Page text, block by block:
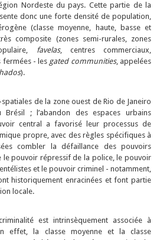
Nordeste du pays. Cette partie de la
donc une forte densité de population,
(classe moyenne, haute, basse et
composite (zones semi-rurales, zones
favelas, centres commerciaux,
fermées - les gated communities, appelées
).
de la zone ouest de Rio de Janeiro
; l’abandon des espaces urbains
central a favorisé leur processus de
propre, avec des règles spécifiques à
combler la défaillance des pouvoirs
le pouvoir répressif de la police, le pouvoir
et le pouvoir criminel - notamment,
historiquement enracinées et font partie
locale.
est intrinsèquement associée à
effet, la classe moyenne et la classe